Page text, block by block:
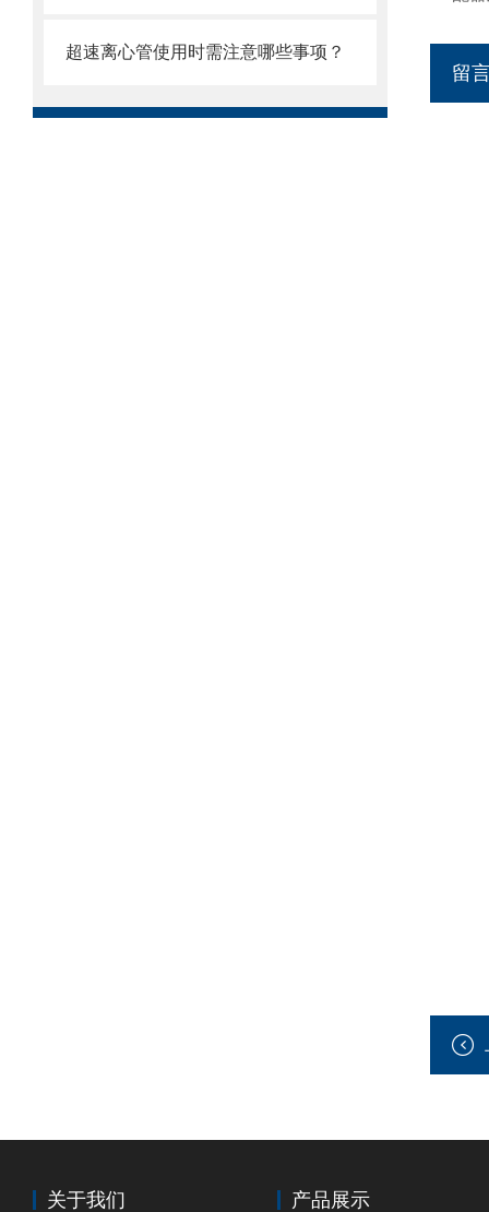
超速离心管使用时需注意哪些事项？
留
关于我们 产品展示